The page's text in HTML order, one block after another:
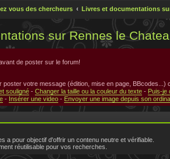
vous des chercheurs Livres et documentations
sur Rennes le
de poster sur le forum!
poster votre message (édition, mise en page, BBcodes...)
souligné - Changer la taille ou la couleur du texte - Puis-je
- Insérer une video - Envoyer une image depuis son
a pour objectif d'offrir un contenu neutre et vérifiable.
réutilisable pour vos recherches.